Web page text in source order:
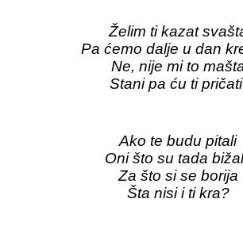
Želim ti kazat
Pa ćemo dalje u dan
Ne, nije mi to
Stani pa ću ti
Ako te budu pitali
Oni što su tada
Za što si se borija
Šta nisi i ti kra?